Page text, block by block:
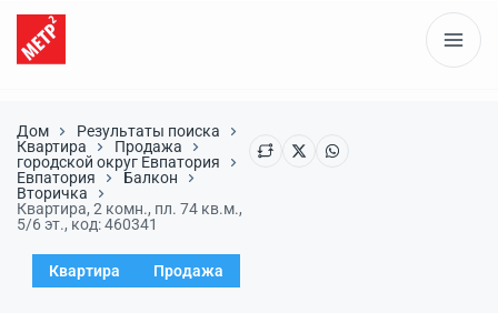
Дом
Результаты поиска
Квартира
Продажа
городской округ Евпатория
Евпатория
Балкон
Вторичка
Квартира, 2 комн., пл. 74 кв.м.,
5/6 эт., код: 460341
Квартира Продажа